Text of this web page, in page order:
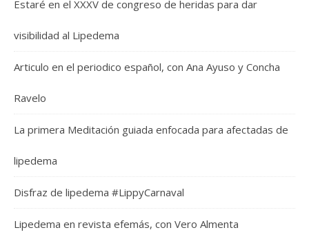
Estaré en el XXXV de congreso de heridas para dar
visibilidad al Lipedema
Articulo en el periodico español, con Ana Ayuso y Concha
Ravelo
La primera Meditación guiada enfocada para afectadas de
lipedema
Disfraz de lipedema #LippyCarnaval
Lipedema en revista efemás, con Vero Almenta